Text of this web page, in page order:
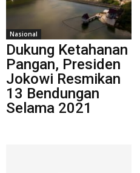
Nasional
Dukung Ketahanan
Pangan, Presiden
Jokowi Resmikan
13 Bendungan
Selama 2021